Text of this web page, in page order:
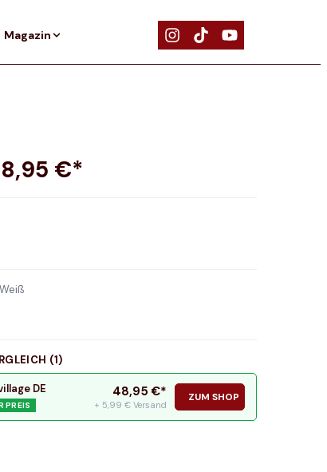
Magazin
€*
Weiß
(1)
DE
PREIS
48,95 €*
+ 5,99 € Versand
ZUM SHOP